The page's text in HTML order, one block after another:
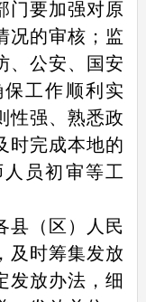
门要加强对原
况的审核；监
、公安、国安
工作顺利实
性强、熟悉政
时完成本地的
员初审等工
县（区）人民
及时筹集发放
发放办法，细